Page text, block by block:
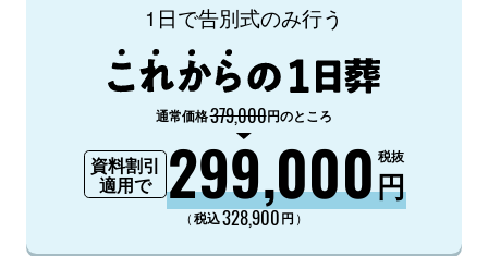
1日で告別式のみ行う
通常価格379,000円のところ
資料割引
適用で
299,000円
税抜
（税込328,900円 ）